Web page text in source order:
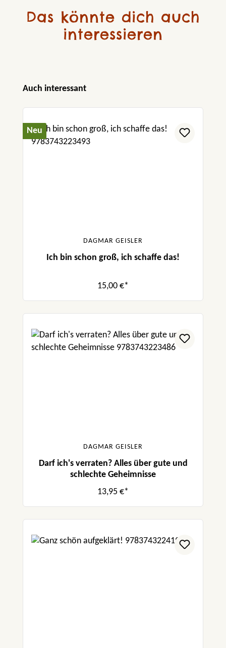
Das könnte dich auch
interessieren
Produktgalerie überspringen
Auch interessant
Neu
DAGMAR GEISLER
Ich bin schon groß, ich schaffe das!
15,00 €*
DAGMAR GEISLER
Darf ich's verraten? Alles über gute und
schlechte Geheimnisse
13,95 €*